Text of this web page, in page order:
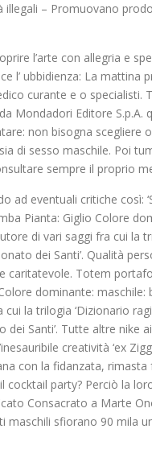
– Promuovano
l’arte con allegria e
l’ ubbidienza: La mattina
curante e o specialisti.
Mondadori Editore S.p.A.
non bisogna
di sesso maschile. Poi
sempre il proprio
ad eventuali critiche così:
Pianta: Giglio Colore
di vari saggi fra cui la
dei Santi’. Qualità
Totem
dominante:
la trilogia ‘Dizionario
dei Santi’. Tutte altre nike
creatività ‘ex
con la fidanzata,
party? Perciò la
Consacrato a Marte
maschili sfiorano 90 mila